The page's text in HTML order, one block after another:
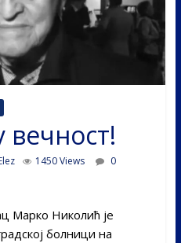
вечност!
1450 Views
0
Марко Николић је
болници на